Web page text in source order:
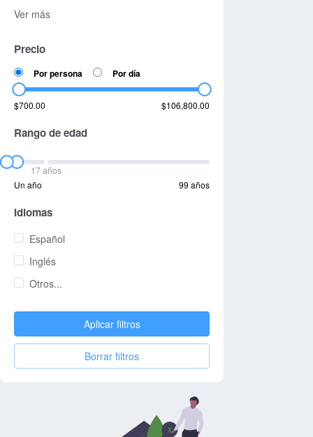
Ver más
Precio
Por persona Por día
$700.00 $106,800.00
Rango de edad
17 años
Un año
99 años
Idiomas
Español
Inglés
Otros...
Aplicar filtros
Borrar filtros